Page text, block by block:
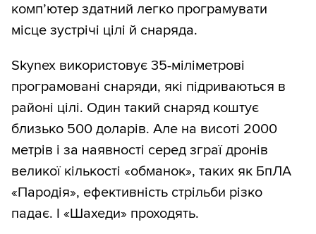
комп’ютер здатний легко програмувати
місце зустрічі цілі й снаряда.
Skynex використовує 35-міліметрові
програмовані снаряди, які підриваються в
районі цілі. Один такий снаряд коштує
близько 500 доларів. Але на висоті 2000
метрів і за наявності серед зграї дронів
великої кількості «обманок», таких як БпЛА
«Пародія», ефективність стрільби різко
падає. І «Шахеди» проходять.